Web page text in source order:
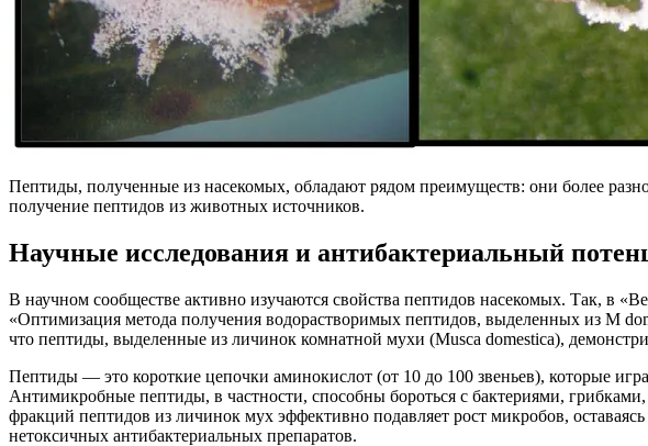
Пептиды, полученные из насекомых, обладают рядом преимуществ: они более
получение пептидов из животных источников.
Научные исследования и антибактериальный
В научном сообществе активно изучаются свойства пептидов насекомых. Так, в
«Оптимизация метода получения водорастворимых пептидов, выделенных из М
что пептиды, выделенные из личинок комнатной мухи (Musca domestica),
Пептиды — это короткие цепочки аминокислот (от 10 до 100 звеньев), которые
Антимикробные пептиды, в частности, способны бороться с бактериями,
фракций пептидов из личинок мух эффективно подавляет рост микробов,
нетоксичных антибактериальных препаратов.